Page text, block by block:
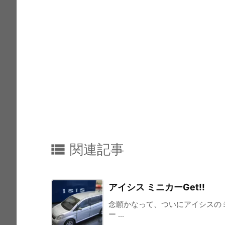
 関連記事
アイシス ミニカーGet!!
念願かなって、ついにアイシス
ー ...